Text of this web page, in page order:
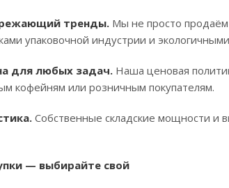
тренды. Мы не просто
упаковочной индустрии и
для любых задач. Наша ценовая
кофейням или розничным покупателям.
Собственные складские мощности и
— выбирайте свой